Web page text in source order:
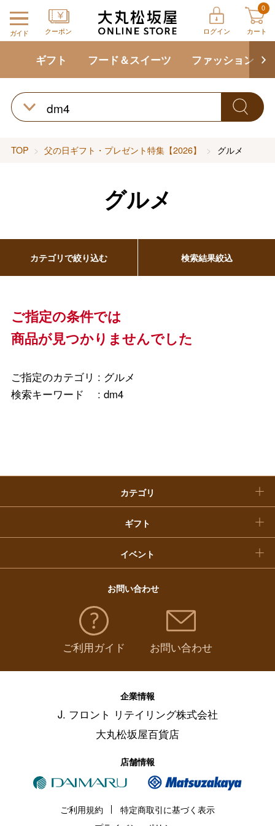
ガイド クーポン ログイン
0
カート
ギフト フード＆スイーツ ファッション
TOP 父の日ギフト・プレゼント特集【2026】 グルメ
グルメ
ご指定の条件では
商品が見つかりませんでした
ご指定のカテゴリ : グルメ
検索キーワード : dm4
カテゴリで絞り込む 検索結果絞込
カテゴリ
フード＆スイーツ
ホーム＆インテリア
ギフト
結婚内祝い
快気祝い
イベント
母の日
お中元
敬老の日
お歳暮
福袋
お問い合わせ
ご利用ガイド お問い合わせ
企業情報
J. フロント リテイリング株式会社
大丸松坂屋百貨店
店舗情報
ご利用規約
特定商取引に基づく表示